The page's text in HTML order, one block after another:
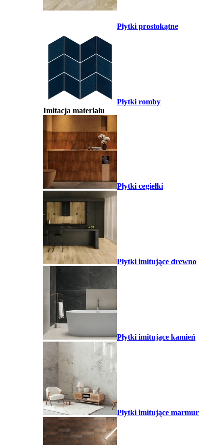
Płytki prostokątne
Płytki romby
Imitacja materiału
Płytki cegiełki
Płytki imitujące drewno
Płytki imitujące kamień
Płytki imitujące marmur